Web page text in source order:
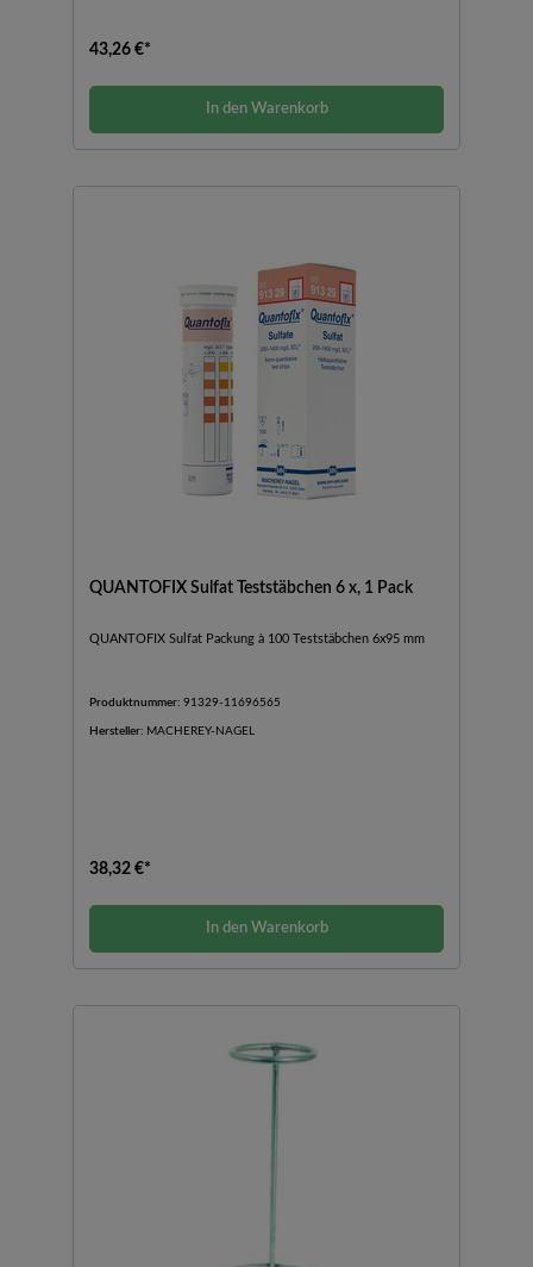
43,26 €*
In den Warenkorb
QUANTOFIX Sulfat Teststäbchen 6 x, 1 Pack
QUANTOFIX Sulfat Packung à 100 Teststäbchen 6x95 mm
Produktnummer: 91329-11696565
Hersteller: MACHEREY-NAGEL
38,32 €*
In den Warenkorb